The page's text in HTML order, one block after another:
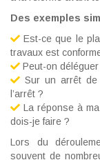
Des exemples
Est-ce que le
travaux est
Peut-on
Sur un arrêt
l’arrêt ?
La réponse à
dois-je faire ?
Lors du
souvent de